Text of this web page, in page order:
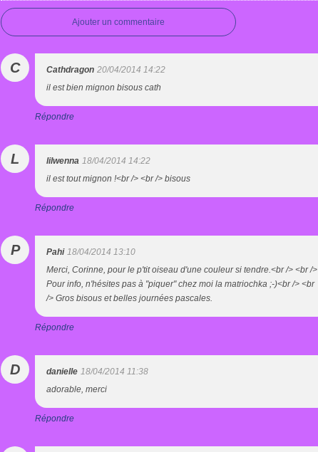
Ajouter un commentaire
C Cathdragon 20/04/2014 14:22
il est bien mignon bisous cath
Répondre
L lilwenna 18/04/2014 14:22
il est tout mignon !<br /> <br /> bisous
Répondre
P Pahi 18/04/2014 13:10
Merci, Corinne, pour le p'tit oiseau d'une couleur si tendre.<br /> <br />
Pour info, n'hésites pas à "piquer" chez moi la matriochka ;-)<br /> <br
/> Gros bisous et belles journées pascales.
Répondre
D danielle 18/04/2014 11:38
adorable, merci
Répondre